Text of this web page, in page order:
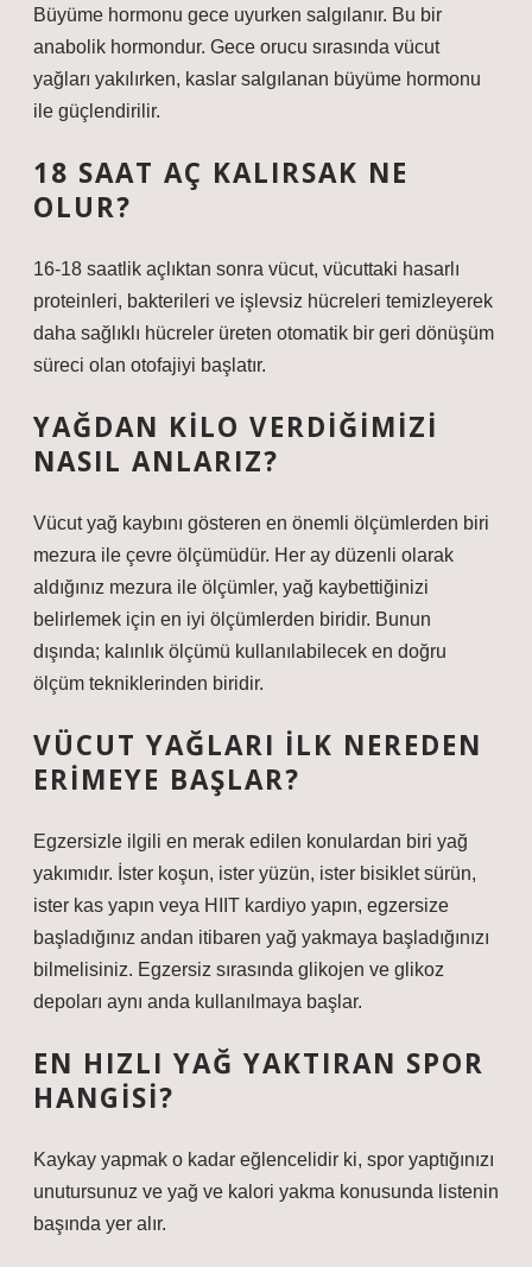
Büyüme hormonu gece uyurken salgılanır. Bu bir
anabolik hormondur. Gece orucu sırasında vücut
yağları yakılırken, kaslar salgılanan büyüme hormonu
ile güçlendirilir.
18 SAAT AÇ KALIRSAK NE
OLUR?
16-18 saatlik açlıktan sonra vücut, vücuttaki hasarlı
proteinleri, bakterileri ve işlevsiz hücreleri temizleyerek
daha sağlıklı hücreler üreten otomatik bir geri dönüşüm
süreci olan otofajiyi başlatır.
YAĞDAN KILO VERDIĞIMIZI
NASIL ANLARIZ?
Vücut yağ kaybını gösteren en önemli ölçümlerden biri
mezura ile çevre ölçümüdür. Her ay düzenli olarak
aldığınız mezura ile ölçümler, yağ kaybettiğinizi
belirlemek için en iyi ölçümlerden biridir. Bunun
dışında; kalınlık ölçümü kullanılabilecek en doğru
ölçüm tekniklerinden biridir.
VÜCUT YAĞLARI ILK NEREDEN
ERIMEYE BAŞLAR?
Egzersizle ilgili en merak edilen konulardan biri yağ
yakımıdır. İster koşun, ister yüzün, ister bisiklet sürün,
ister kas yapın veya HIIT kardiyo yapın, egzersize
başladığınız andan itibaren yağ yakmaya başladığınızı
bilmelisiniz. Egzersiz sırasında glikojen ve glikoz
depoları aynı anda kullanılmaya başlar.
EN HIZLI YAĞ YAKTIRAN SPOR
HANGISI?
Kaykay yapmak o kadar eğlencelidir ki, spor yaptığınızı
unutursunuz ve yağ ve kalori yakma konusunda listenin
başında yer alır.